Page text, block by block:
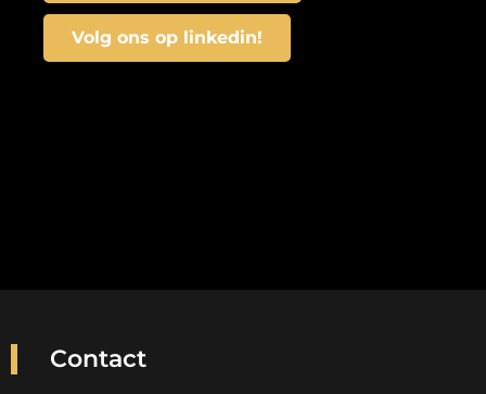
Volg ons op linkedin!
Contact